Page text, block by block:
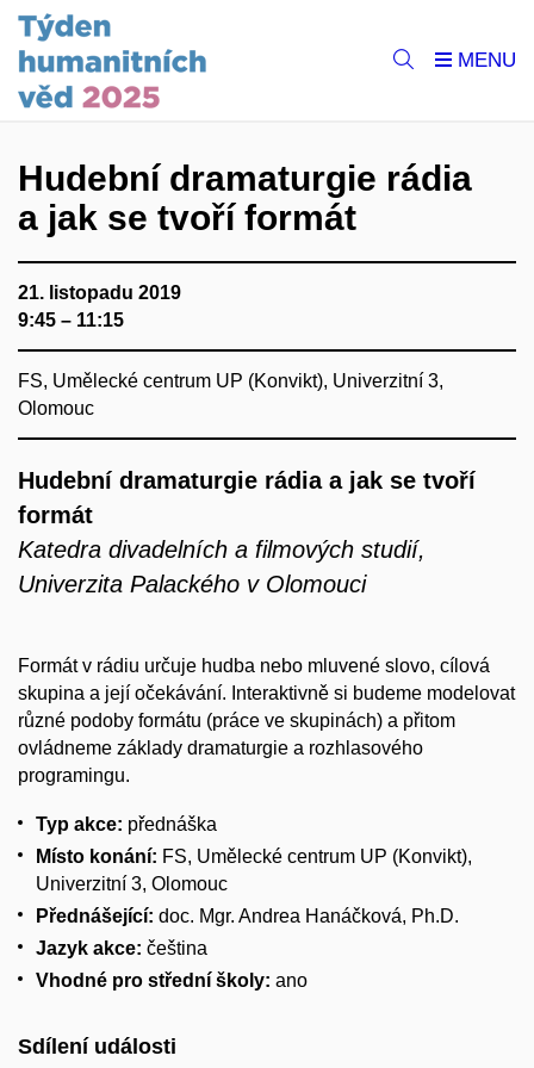
Hudební dramaturgie rádia
a jak se tvoří formát
21. listopadu 2019
9:45 – 11:15
FS, Umělecké centrum UP (Konvikt), Univerzitní 3,
Olomouc
Hudební dramaturgie rádia a jak se tvoří
formát
Katedra divadelních a filmových studií,
Univerzita Palackého v Olomouci
Formát v rádiu určuje hudba nebo mluvené slovo, cílová
skupina a její očekávání. Interaktivně si budeme modelovat
různé podoby formátu (práce ve skupinách) a přitom
ovládneme základy dramaturgie a rozhlasového
programingu.
Typ akce: přednáška
Místo konání: FS, Umělecké centrum UP (Konvikt),
Univerzitní 3, Olomouc
Přednášející: doc. Mgr. Andrea Hanáčková, Ph.D.
Jazyk akce: čeština
Vhodné pro střední školy: ano
Sdílení události